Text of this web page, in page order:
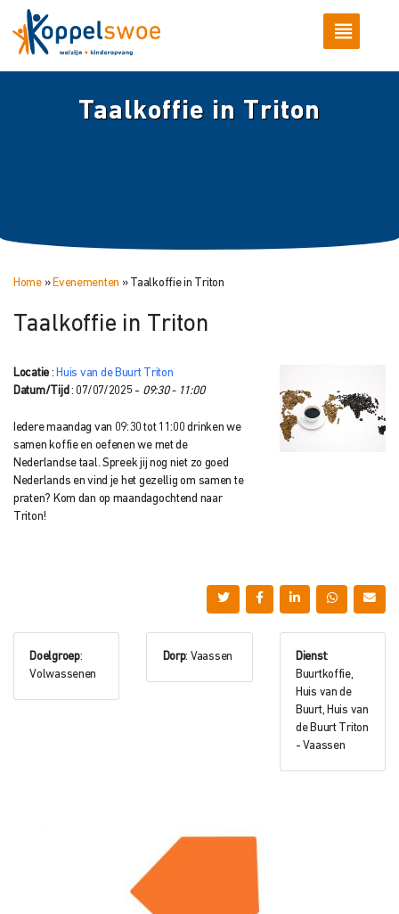
Taalkoffie in Triton
Home» Evenementen » Taalkoffie in Triton
Taalkoffie in Triton
Locatie : Huis van de Buurt Triton
Datum/Tijd : 07/07/2025 - 09:30 - 11:00
Iedere maandag van 09:30 tot 11:00 drinken we
samen koffie en oefenen we met de
Nederlandse taal. Spreek jij nog niet zo goed
Nederlands en vind je het gezellig om samen te
praten? Kom dan op maandagochtend naar
Triton!
Doelgroep:
Volwassenen
Dorp: Vaassen Dienst:
Buurtkoffie,
Huis van de
Buurt, Huis van
de Buurt Triton
- Vaassen